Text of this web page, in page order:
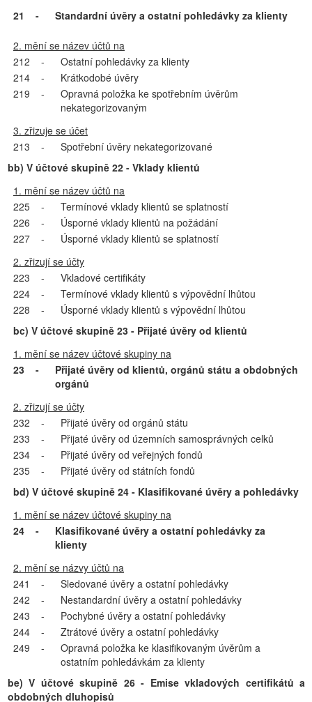
21
- Standardní úvěry a ostatní pohledávky za klienty
2. mění se název účtů na
212
-
Ostatní pohledávky za klienty
214
-
Krátkodobé úvěry
219
-
Opravná položka ke spotřebním úvěrům
nekategorizovaným
3. zřizuje se účet
213
-
Spotřební úvěry nekategorizované
bb) V účtové skupině 22 - Vklady klientů
1. mění se název účtů na
225
-
Termínové vklady klientů se splatností
226
-
Úsporné vklady klientů na požádání
227
-
Úsporné vklady klientů se splatností
2. zřizují se účty
223
-
Vkladové certifikáty
224
-
Termínové vklady klientů s výpovědní lhůtou
228
-
Úsporné vklady klientů s výpovědní lhůtou
bc) V účtové skupině 23 - Přijaté úvěry od klientů
1. mění se název účtové skupiny na
23
-
Přijaté úvěry od klientů, orgánů státu a obdobných
orgánů
2. zřizují se účty
232
-
Přijaté úvěry od orgánů státu
233
-
Přijaté úvěry od územních samosprávných celků
234
-
Přijaté úvěry od veřejných fondů
235
-
Přijaté úvěry od státních fondů
bd) V účtové skupině 24 - Klasifikované úvěry a pohledávky
1. mění se název účtové skupiny na
24
-
Klasifikované úvěry a ostatní pohledávky za
klienty
2. mění se názvy účtů na
241
-
Sledované úvěry a ostatní pohledávky
242
-
Nestandardní úvěry a ostatní pohledávky
243
-
Pochybné úvěry a ostatní pohledávky
244
-
Ztrátové úvěry a ostatní pohledávky
249
-
Opravná položka ke klasifikovaným úvěrům a
ostatním pohledávkám za klienty
be) V účtové skupině 26 - Emise vkladových certifikátů a
obdobných dluhopisů